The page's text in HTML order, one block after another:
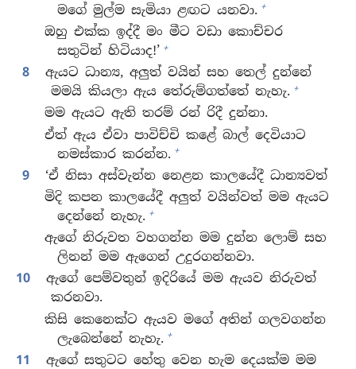
මගේ මුල්ම සැමියා ළඟට යනවා. +
ඔහු එක්ක ඉද්දී මං මීට වඩා කොච්චර
සතුටින් හිටියාද!’ +
8
ඇයට ධාන්‍ය, අලුත් වයින් සහ තෙල් දුන්නේ
මමයි කියලා ඇය තේරුම්ගත්තේ නැහැ. +
මම ඇයට ඇති තරම් රන් රිදී දුන්නා.
ඒත් ඇය ඒවා පාවිච්චි කළේ බාල් දෙවියාට
නමස්කාර කරන්න. +
9
‘ඒ නිසා අස්වැන්න නෙළන කාලයේදී ධාන්‍යවත්
මිදි කපන කාලයේදී අලුත් වයින්වත් මම ඇයට
දෙන්නේ නැහැ. +
ඇගේ නිරුවත වහගන්න මම දුන්න ලොම් සහ
ලිනන් මම ඇගෙන් උදුරගන්නවා.
10
ඇගේ පෙම්වතුන් ඉදිරියේ මම ඇයව නිරුවත්
කරනවා.
කිසි කෙනෙක්ට ඇයව මගේ අතින් ගලවගන්න
ලැබෙන්නේ නැහැ. +
11
ඇගේ සතුටට හේතු වෙන හැම දෙයක්ම මම